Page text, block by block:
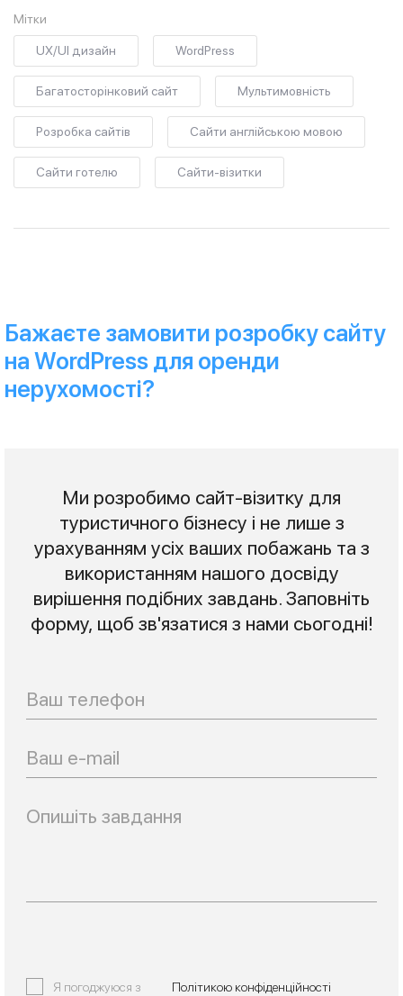
Мітки
UX/UI дизайн WordPress
Багатосторінковий сайт Мультимовність
Розробка сайтів Сайти англійською мовою
Сайти готелю Сайти-візитки
Бажаєте замовити розробку сайту
на WordPress для оренди
нерухомості?
Ми розробимо сайт-візитку для
туристичного бізнесу і не лише з
урахуванням усіх ваших побажань та з
використанням нашого досвіду
вирішення подібних завдань. Заповніть
форму, щоб зв'язатися з нами сьогодні!
Телефон
Email
Я погоджуюся з Політикою конфіденційності